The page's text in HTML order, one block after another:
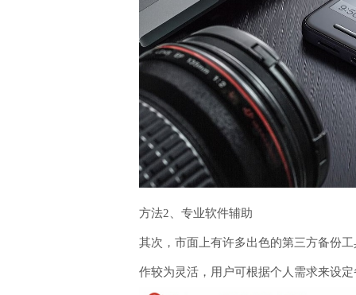
方法2、专业软件辅助
其次，市面上有许多出色的第三方备份
作较为灵活，用户可根据个人需求来设